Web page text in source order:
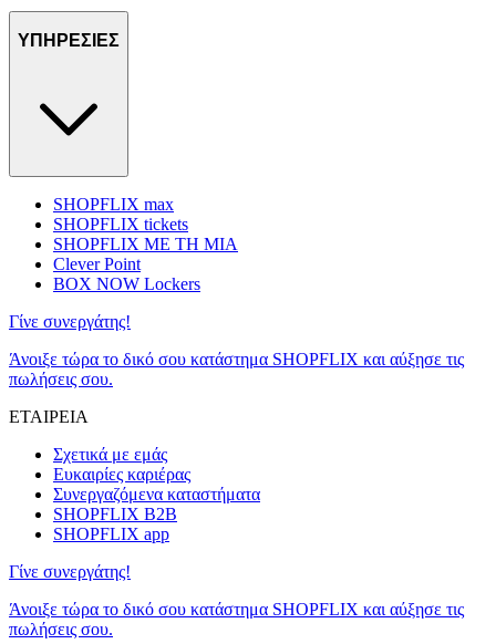
ΥΠΗΡΕΣΙΕΣ
SHOPFLIX max
SHOPFLIX tickets
SHOPFLIX ΜΕ ΤΗ ΜΙΑ
Clever Point
BOX NOW Lockers
Γίνε συνεργάτης!
Άνοιξε τώρα το δικό σου κατάστημα SHOPFLIX και αύξησε τις
πωλήσεις σου.
ΕΤΑΙΡΕΙΑ
Σχετικά με εμάς
Ευκαιρίες καριέρας
Συνεργαζόμενα καταστήματα
SHOPFLIX B2B
SHOPFLIX app
Γίνε συνεργάτης!
Άνοιξε τώρα το δικό σου κατάστημα SHOPFLIX και αύξησε τις
πωλήσεις σου.